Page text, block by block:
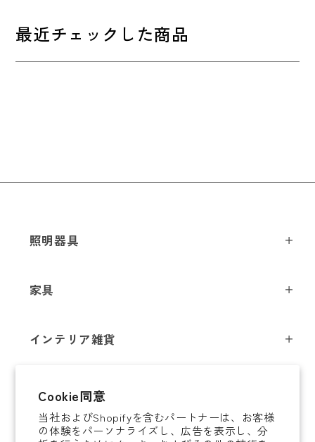
Cookie同意
当社およびShopifyを含むパートナーは、お客様
の体験をパーソナライズし、広告を表示し、分
最近チェックした商品
照明器具
シーリングライト
テーブルライト
ブラケットライト
タスクライト
家具
チェア
ソファ / ベンチ
デスク
インテリア雑貨
オブジェ
掛時計
即納商品
即納商品
ご案内